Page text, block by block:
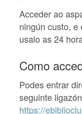
Acceder ao
ningún custo,
usalo as 24
Como
Podes entrar
seguinte
https://